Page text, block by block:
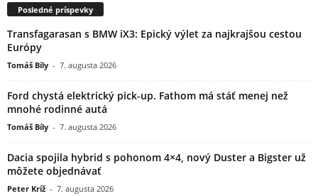
Posledné príspevky
Transfagarasan s BMW iX3: Epický výlet za najkrajšou cestou
Európy
Tomáš Bíly - 7. augusta 2026
Ford chystá elektrický pick-up. Fathom má stáť menej než
mnohé rodinné autá
Tomáš Bíly - 7. augusta 2026
Dacia spojila hybrid s pohonom 4×4, nový Duster a Bigster už
môžete objednávať
Peter Kríž - 7. augusta 2026